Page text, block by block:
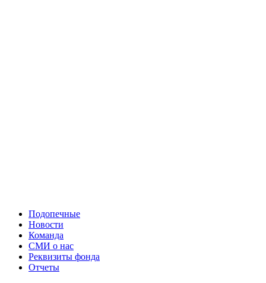
Подопечные
Новости
Команда
СМИ о нас
Реквизиты фонда
Отчеты